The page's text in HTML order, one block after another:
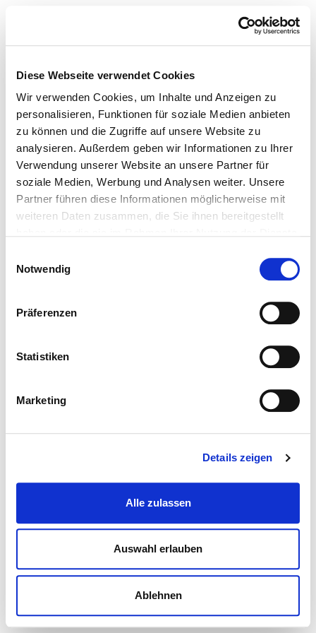
Diese Webseite verwendet Cookies
Wir verwenden Cookies, um Inhalte und Anzeigen zu
personalisieren, Funktionen für soziale Medien anbieten
zu können und die Zugriffe auf unsere Website zu
analysieren. Außerdem geben wir Informationen zu Ihrer
Verwendung unserer Website an unsere Partner für
soziale Medien, Werbung und Analysen weiter. Unsere
Partner führen diese Informationen möglicherweise mit
weiteren Daten zusammen, die Sie ihnen bereitgestellt
Notwendig
Präferenzen
Statistiken
Marketing
Details zeigen
Alle zulassen
Auswahl erlauben
Ablehnen